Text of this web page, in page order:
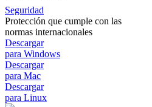
Seguridad
Protección que cumple con las
normas internacionales
Descargar
para Windows
Descargar
para Mac
Descargar
para Linux